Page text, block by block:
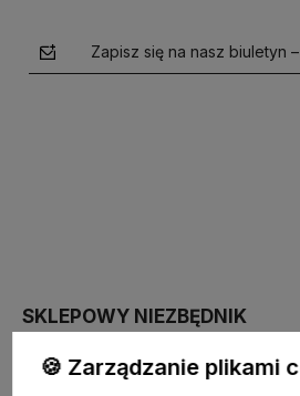
Zapisz się na nasz biuletyn
SKLEPOWY NIEZBĘDNIK
🍪 Zarządzanie plikami